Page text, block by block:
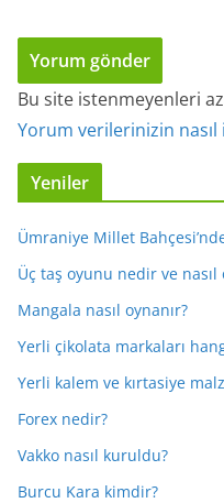
Bu site istenmeyenleri
Yorum verilerinizin
Yeniler
Ümraniye Millet
Üç taş oyunu nedir ve nasıl
Mangala nasıl oynanır?
Yerli çikolata markaları
Yerli kalem ve kırtasiye
Forex nedir?
Vakko nasıl kuruldu?
Burcu Kara kimdir?